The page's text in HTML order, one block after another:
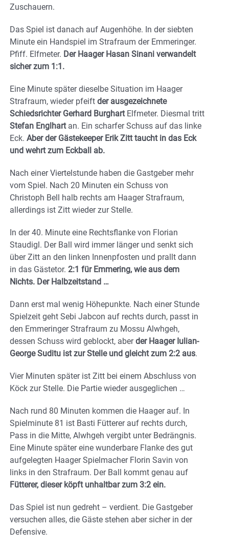
Zuschauern.
Das Spiel ist danach auf Augenhöhe. In der siebten
Minute ein Handspiel im Strafraum der Emmeringer.
Pfiff. Elfmeter. Der Haager Hasan Sinani verwandelt
sicher zum 1:1.
Eine Minute später dieselbe Situation im Haager
Strafraum, wieder pfeift der ausgezeichnete
Schiedsrichter Gerhard BurghartElfmeter. Diesmal tritt
Stefan Englhart an. Ein scharfer Schuss auf das linke
Eck. Aber der Gästekeeper Erik Zitt taucht in das Eck
und wehrt zum Eckball ab.
Nach einer Viertelstunde haben die Gastgeber mehr
vom Spiel. Nach 20 Minuten ein Schuss von
Christoph Bell halb rechts am Haager Strafraum,
allerdings ist Zitt wieder zur Stelle.
In der 40. Minute eine Rechtsflanke von Florian
Staudigl. Der Ball wird immer länger und senkt sich
über Zitt an den linken Innenpfosten und prallt dann
in das Gästetor. 2:1 für Emmering, wie aus dem
Nichts. Der Halbzeitstand …
Dann erst mal wenig Höhepunkte. Nach einer Stunde
Spielzeit geht Sebi Jabcon auf rechts durch, passt in
den Emmeringer Strafraum zu Mossu Alwhgeh,
dessen Schuss wird geblockt, aberder Haager Iulian-
George Suditu ist zur Stelle und gleicht zum 2:2 aus.
Vier Minuten später ist Zitt bei einem Abschluss von
Köck zur Stelle. Die Partie wieder ausgeglichen …
Nach rund 80 Minuten kommen die Haager auf. In
Spielminute 81 ist Basti Fütterer auf rechts durch,
Pass in die Mitte, Alwhgeh vergibt unter Bedrängnis.
Eine Minute später eine wunderbare Flanke des gut
aufgelegten Haager Spielmacher Florin Savin von
links in den Strafraum. Der Ball kommt genau auf
Fütterer, dieser köpft unhaltbar zum 3:2 ein.
Das Spiel ist nun gedreht – verdient. Die Gastgeber
versuchen alles, die Gäste stehen aber sicher in der
Defensive.